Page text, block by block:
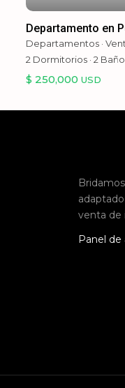
Departamento en
Departamentos ·
2 Dormitorios · 2
$ 250,000 USD
venta de
Panel de